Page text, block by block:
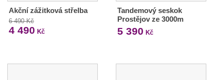
Akční zážitková střelba
6 490 Kč
4 490 Kč
Tandemový seskok
Prostějov ze 3000m
5 390 Kč